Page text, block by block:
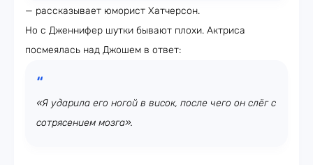
— рассказывает юморист Хатчерсон.
Но с Дженнифер шутки бывают плохи. Актриса
посмеялась над Джошем в ответ:
«Я ударила его ногой в висок, после чего он слёг с
сотрясением мозга».